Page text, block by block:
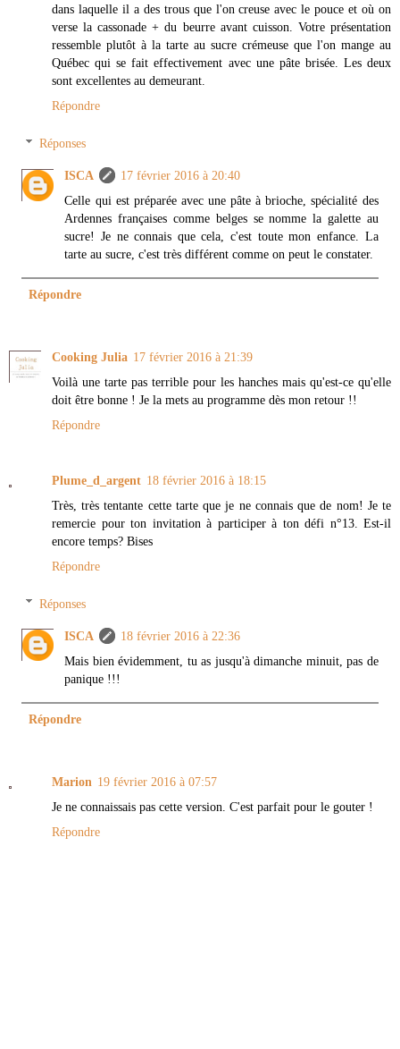
dans laquelle il a des trous que l'on creuse avec le pouce et où on
verse la cassonade + du beurre avant cuisson. Votre présentation
ressemble plutôt à la tarte au sucre crémeuse que l'on mange au
Québec qui se fait effectivement avec une pâte brisée. Les deux
sont excellentes au demeurant.
Répondre
Réponses
ISCA
17 février 2016 à 20:40
Celle qui est préparée avec une pâte à brioche, spécialité des
Ardennes françaises comme belges se nomme la galette au
sucre! Je ne connais que cela, c'est toute mon enfance. La
tarte au sucre, c'est très différent comme on peut le constater.
Répondre
Cooking Julia 17 février 2016 à 21:39
Voilà une tarte pas terrible pour les hanches mais qu'est-ce qu'elle
doit être bonne ! Je la mets au programme dès mon retour !!
Répondre
Plume_d_argent 18 février 2016 à 18:15
Très, très tentante cette tarte que je ne connais que de nom! Je te
remercie pour ton invitation à participer à ton défi n°13. Est-il
encore temps? Bises
Répondre
Réponses
ISCA
18 février 2016 à 22:36
Mais bien évidemment, tu as jusqu'à dimanche minuit, pas de
panique !!!
Répondre
Marion 19 février 2016 à 07:57
Je ne connaissais pas cette version. C'est parfait pour le gouter !
Répondre